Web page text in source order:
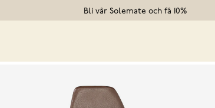
Bli vår Solemate och få 10%